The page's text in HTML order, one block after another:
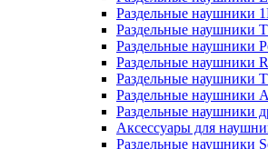
Раздельные наушники
Раздельные наушники
Раздельные наушники
Раздельные наушники
Раздельные наушники
Раздельные наушники
Раздельные наушники
Аксессуары для
Раздельные наушники